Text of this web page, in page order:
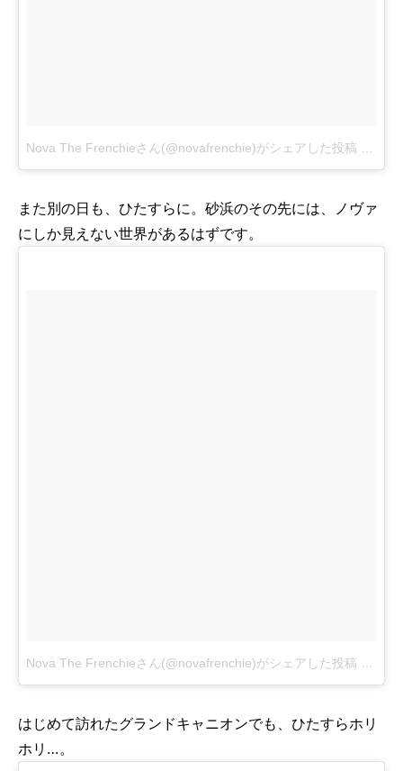
Nova The Frenchieさん(@novafrenchie)がシェアした投稿
また別の日も、ひたすらに。砂浜のその先には、ノヴァ
にしか見えない世界があるはずです。
Nova The Frenchieさん(@novafrenchie)がシェアした投稿
はじめて訪れたグランドキャニオンでも、ひたすらホリ
ホリ…。